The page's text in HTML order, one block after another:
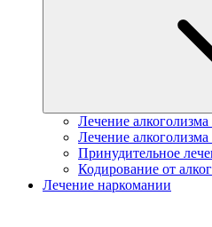
Лечение алкоголизма
Лечение алкоголизма
Принудительное
Кодирование от
Лечение наркомании